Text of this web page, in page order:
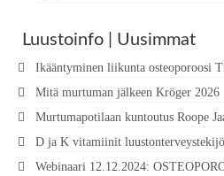
Luustoinfo | Uusimmat
Ikääntyminen liikunta osteoporoosi
Mitä murtuman jälkeen Kröger 2026
Murtumapotilaan kuntoutus Roope
D ja K vitamiinit
Webinaari 12.12.2024: